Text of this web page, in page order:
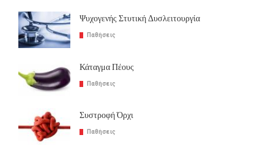
Ψυχογενής Στυτική Δυσλειτουργία
Παθήσεις
Κάταγμα Πέους
Παθήσεις
Συστροφή Όρχι
Παθήσεις